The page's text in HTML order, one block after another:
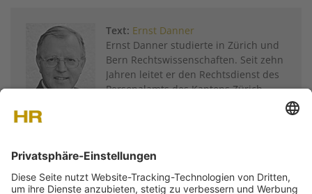
Text: Ernst Danner
Ernst Danner studierte in Zürich und
Bern Rechtswissenschaften. Seit zehn
Jahren leitet er den Rechtsdienst des
Personalamts des Kantons Zürich.